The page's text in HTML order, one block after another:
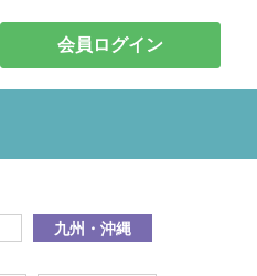
会員ログイン
九州・沖縄